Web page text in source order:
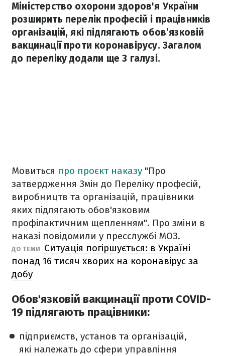
Міністерство охорони здоров'я України
розширить перелік професій і працівників
організацій, які підлягають обов’язковій
вакцинації проти коронавірусу. Загалом
до переліку додали ще 3 галузі.
Мовиться про проєкт наказу "Про
затвердження Змін до Переліку професій,
виробництв та організацій, працівники
яких підлягають обов'язковим
профілактичним щепленням". Про зміни в
наказі повідомили у пресслужбі МОЗ.
ДО ТЕМИ
Ситуація погіршується: в Україні
понад 16 тисяч хворих на коронавірус за
добу
Обов'язковій вакцинації проти COVID-
19 підлягають працівники:
підприємств, установ та організацій,
які належать до сфери управління